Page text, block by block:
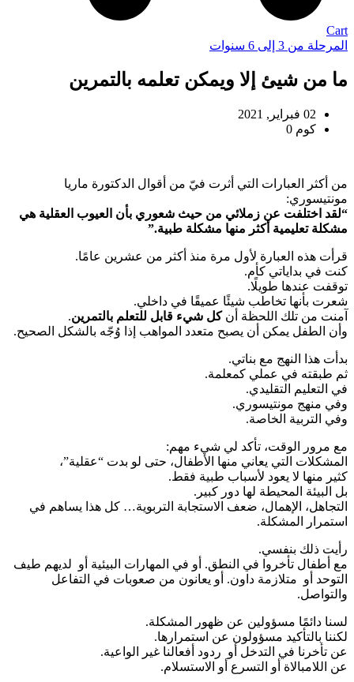
Cart
المرحلة من 3 إلى 6 سنوات
ما من شيئ إلا ويمكن تعلمه بالتمرين
02 فبراير, 2021
كوم 0
من أكثر العبارات التي أثرت فيّ من أقوال الدكتورة ماريا
مونتيسوري:
“لقد اختلفت عن زملائي من حيث شعوري بأن العيوب العقلية هي
مشكلة تعليمية أكثر منها مشكلة طبية.”
قرأت هذه العبارة لأول مرة منذ أكثر من عشرين عامًا.
كنت في بداياتي كأم.
توقفت عندها طويلًا.
شعرت بأنها تخاطب شيئًا عميقًا في داخلي.
آمنت من تلك اللحظة أنكل شيء قابل للتعلم بالتمرين.
وأن الطفل يمكن أن يصبح متعدد المواهب إذا وُجّه بالشكل الصحيح.
بدأت هذا النهج مع بناتي.
ثم طبقته في عملي كمعلمة.
في التعليم التقليدي.
وفي منهج مونتيسوري.
وفي التربية الخاصة.
مع مرور الوقت، تأكد لي شيء مهم:
المشكلات التي يعاني منها الأطفال، حتى لو بدت “عقلية”،
كثير منها لا يعود لأسباب طبية فقط.
بل البيئة المحيطة لها دور كبير.
التجاهل، الإهمال، ضعف الاستجابة التربوية… كل هذا يساهم في
استمرار المشكلة.
رأيت ذلك بنفسي.
مع أطفال تأخروا في النطق. أو في المهارات البيئية أو لديهم طيف
التوحد أو متلازمة داون. أو يعانون من صعوبات في التفاعل
والتواصل.
لسنا دائمًا مسؤولين عن ظهور المشكلة.
لكننا بالتأكيد مسؤولون عن استمرارها.
عن تأخرنا في التدخل أو ردود أفعالنا غير الواعية.
عن اللامبالاة أو التسرع أو الاستسلام.